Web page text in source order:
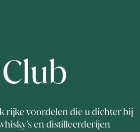
rijke voordelen die u dichter bij
en distilleerderijen